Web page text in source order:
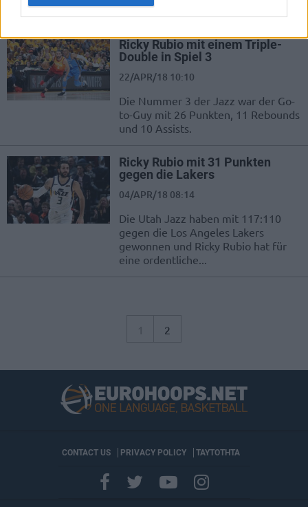
von jenseits der Drei-Punkte-Linie.
Ricky Rubio mit einem Triple-
Double in Spiel 3
22/APR/18 10:10
Die Nummer 3 der Jazz war der Go-
to-Guy mit 26 Punkten, 11 Rebounds
und 10 Assists.
Ricky Rubio mit 31 Punkten
gegen die Lakers
04/APR/18 08:14
Die Utah Jazz haben mit 117:110
gegen die Los Angeles Lakers
gewonnen und Ricky Rubio hat für
eine ordentliche...
1 2
CONTACT US PRIVACY POLICY ΤΑΥΤΟΤΗΤΑ